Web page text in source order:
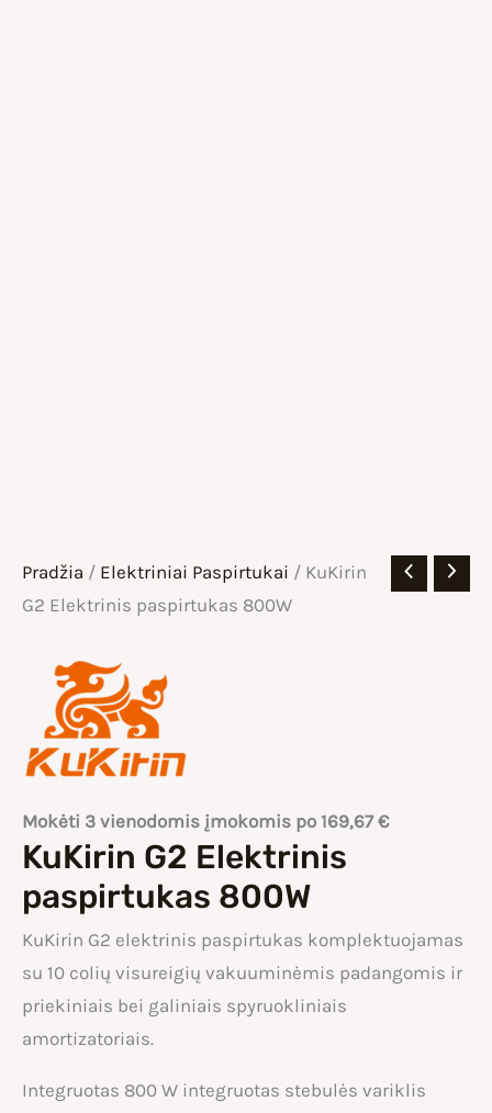
Pradžia / Elektriniai Paspirtukai / KuKirin
G2 Elektrinis paspirtukas 800W
Mokėti 3 vienodomis įmokomis po 169,67€
KuKirin G2 Elektrinis
paspirtukas 800W
KuKirin G2 elektrinis paspirtukas komplektuojamas
su 10 colių visureigių vakuuminėmis padangomis ir
priekiniais bei galiniais spyruokliniais
amortizatoriais.
Integruotas 800 W integruotas stebulės variklis